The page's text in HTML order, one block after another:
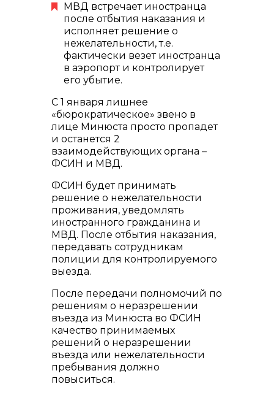
МВД встречает иностранца
после отбытия наказания и
исполняет решение о
нежелательности, т.е.
фактически везет иностранца
в аэропорт и контролирует
его убытие.
С 1 января лишнее
«бюрократическое» звено в
лице Минюста просто пропадет
и останется 2
взаимодействующих органа –
ФСИН и МВД.
ФСИН будет принимать
решение о нежелательности
проживания, уведомлять
иностранного гражданина и
МВД. После отбытия наказания,
передавать сотрудникам
полиции для контролируемого
выезда.
После передачи полномочий по
решениям о неразрешении
въезда из Минюста во ФСИН
качество принимаемых
решений о неразрешении
въезда или нежелательности
пребывания должно
повыситься.